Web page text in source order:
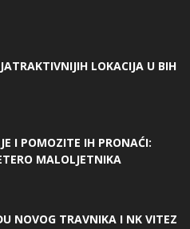
LOKACIJA U BIH
I POMOZITE IH PRONAĆI:
MALOLJETNIKA
NOVOG TRAVNIKA I NK VITEZ